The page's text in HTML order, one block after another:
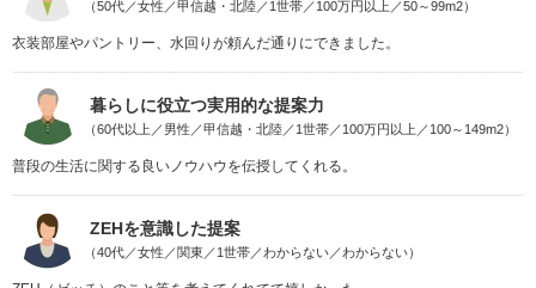
（50代／女性／甲信越・北陸／1世帯／100万円以上／50～99m2）
衣装部屋やパントリー、水回りが頼んだ通りにできました。
暮らしに役立つ実用的な提案力
（60代以上／男性／甲信越・北陸／1世帯／100万円以上／100～149m2）
普段の生活に関する良いノウハウを伝授してくれる。
ZEHを意識した提案
（40代／女性／関東／1世帯／わからない／わからない）